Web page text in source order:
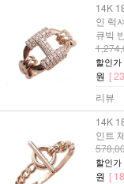
14K
인 럭
큐빅
할인가
원 [
리뷰
14K
인트
할인가
원 [